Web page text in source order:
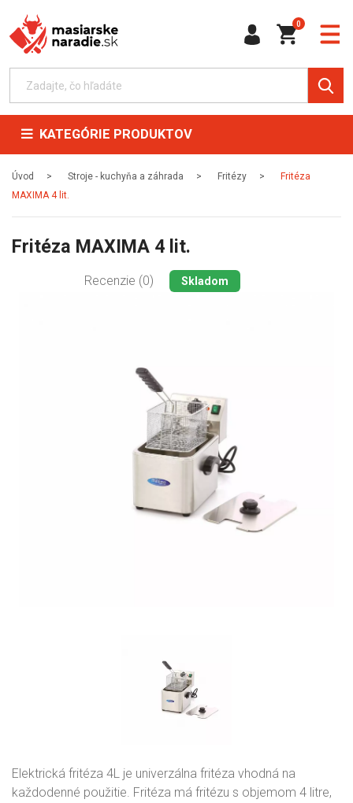
0
KATEGÓRIE PRODUKTOV
Úvod Stroje - kuchyňa a záhrada Fritézy
Fritéza
MAXIMA 4 lit.
Fritéza MAXIMA 4 lit.
Recenzie (0) Skladom
Elektrická fritéza 4L je univerzálna fritéza vhodná na
každodenné použitie. Fritéza má fritézu s objemom 4 litre,